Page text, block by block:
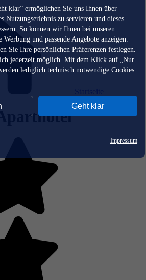
klar” ermöglichen Sie uns Ihnen über
Nutzungserlebnis zu servieren und dieses
So können wir Ihnen bei unseren
und passende Angebote anzeigen.
Sie Ihre persönlichen Präferenzen festlegen.
jederzeit möglich. Mit dem Klick auf „Nur
lediglich technisch notwendige Cookies
Geht klar
Impressum